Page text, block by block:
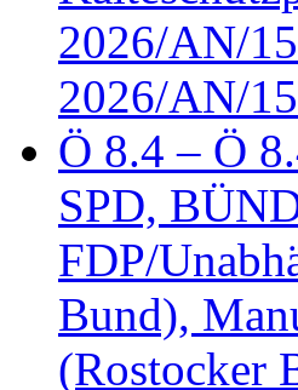
2026/AN/
2026/AN/
Ö 8.4 – Ö
SPD,
FDP/
Bund),
(Rostocker